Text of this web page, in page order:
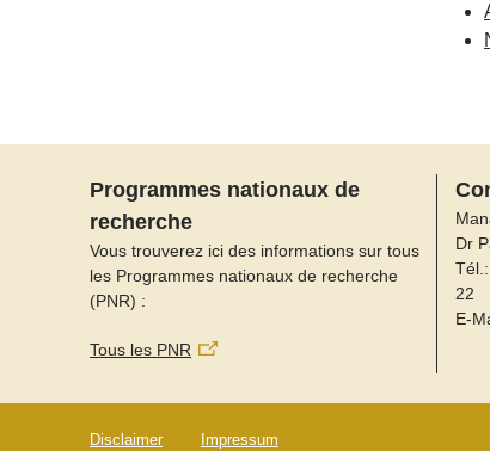
Programmes nationaux de
recherche
Vous trouverez ici des informations sur tous
les Programmes nationaux de recherche
(PNR) :
Tous les PNR
Dr
22
E-
Disclaimer Impressum